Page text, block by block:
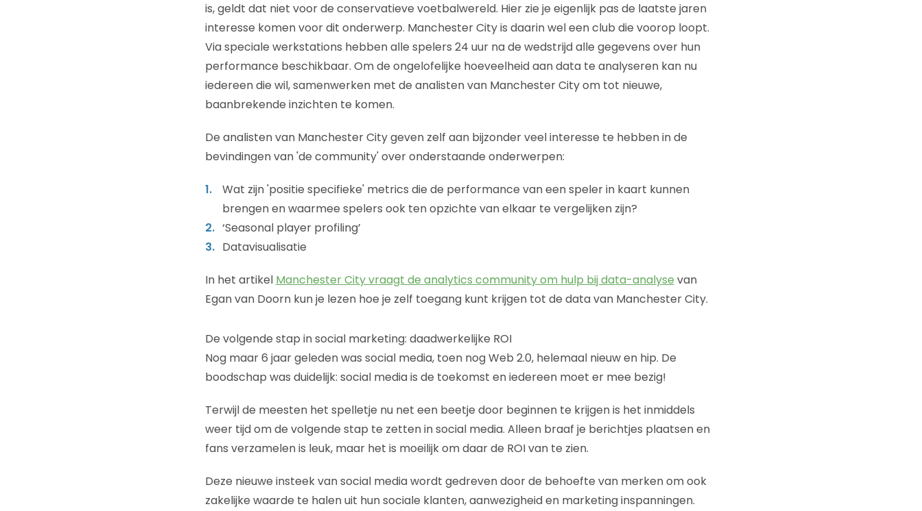
is, geldt dat niet voor de conservatieve voetbalwereld. Hier zie je eigenlijk pas de laatste jaren
interesse komen voor dit onderwerp. Manchester City is daarin wel een club die voorop loopt.
Via speciale werkstations hebben alle spelers 24 uur na de wedstrijd alle gegevens over hun
performance beschikbaar. Om de ongelofelijke hoeveelheid aan data te analyseren kan nu
iedereen die wil, samenwerken met de analisten van Manchester City om tot nieuwe,
baanbrekende inzichten te komen.
De analisten van Manchester City geven zelf aan bijzonder veel interesse te hebben in de
bevindingen van 'de community' over onderstaande onderwerpen:
Wat zijn 'positie specifieke' metrics die de performance van een speler in kaart kunnen
brengen en waarmee spelers ook ten opzichte van elkaar te vergelijken zijn?
‘Seasonal player profiling’
Datavisualisatie
In het artikel Manchester City vraagt de analytics community om hulp bij data-analyse van
Egan van Doorn kun je lezen hoe je zelf toegang kunt krijgen tot de data van Manchester City.
De volgende stap in social marketing: daadwerkelijke ROI
Nog maar 6 jaar geleden was social media, toen nog Web 2.0, helemaal nieuw en hip. De
boodschap was duidelijk: social media is de toekomst en iedereen moet er mee bezig!
Terwijl de meesten het spelletje nu net een beetje door beginnen te krijgen is het inmiddels
weer tijd om de volgende stap te zetten in social media. Alleen braaf je berichtjes plaatsen en
fans verzamelen is leuk, maar het is moeilijk om daar de ROI van te zien.
Deze nieuwe insteek van social media wordt gedreven door de behoefte van merken om ook
zakelijke waarde te halen uit hun sociale klanten, aanwezigheid en marketing inspanningen.